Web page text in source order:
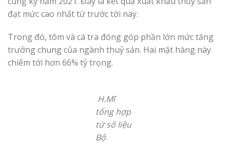
đạt mức cao nhất từ trước tới nay.
Trong đó, tôm và cá tra đóng góp phần lớn mức tăng
trưởng chung của ngành thuỷ sản. Hai mặt hàng này
chiếm tới hơn 66% tỷ trọng.
H.Mĩ
tổng hợp
từ số liệu
Bộ